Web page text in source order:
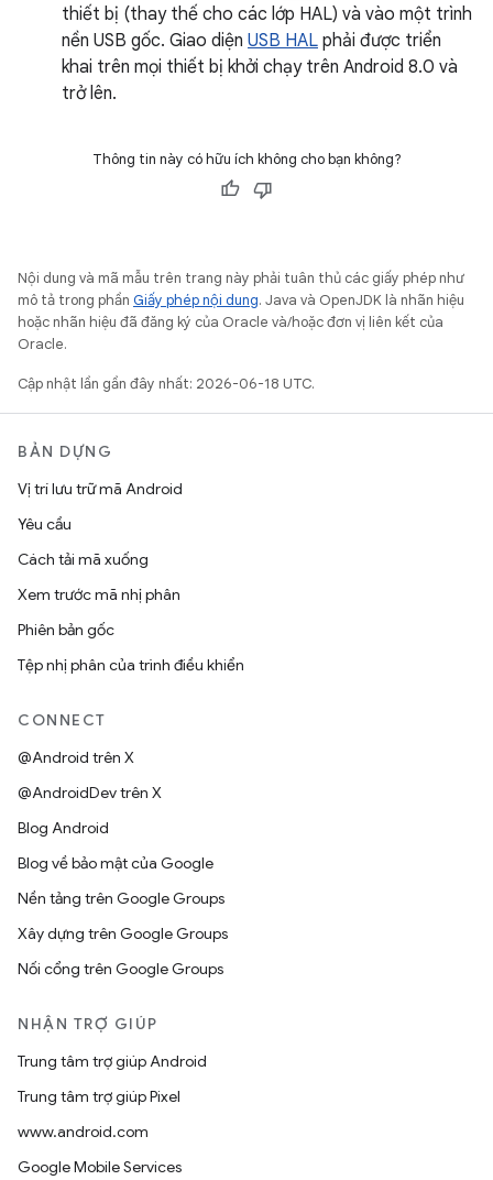
thiết bị (thay thế cho các lớp HAL) và vào một trình
nền USB gốc. Giao diện USB HAL phải được triển
khai trên mọi thiết bị khởi chạy trên Android 8.0 và
trở lên.
Thông tin này có hữu ích không cho bạn không?
Nội dung và mã mẫu trên trang này phải tuân thủ các giấy phép như
mô tả trong phần Giấy phép nội dung. Java và OpenJDK là nhãn hiệu
hoặc nhãn hiệu đã đăng ký của Oracle và/hoặc đơn vị liên kết của
Oracle.
Cập nhật lần gần đây nhất: 2026-06-18 UTC.
BẢN DỰNG
Vị trí lưu trữ mã Android
Yêu cầu
Cách tải mã xuống
Xem trước mã nhị phân
Phiên bản gốc
Tệp nhị phân của trình điều khiển
CONNECT
@Android trên X
@AndroidDev trên X
Blog Android
Blog về bảo mật của Google
Nền tảng trên Google Groups
Xây dựng trên Google Groups
Nối cổng trên Google Groups
NHẬN TRỢ GIÚP
Trung tâm trợ giúp Android
Trung tâm trợ giúp Pixel
www.android.com
Google Mobile Services